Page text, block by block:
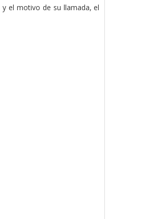
el motivo de su llamada, el